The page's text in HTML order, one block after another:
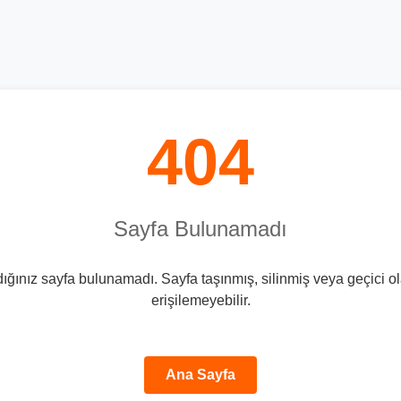
404
Sayfa Bulunamadı
sayfa bulunamadı. Sayfa taşınmış, silinmiş veya geçici
erişilemeyebilir.
Ana Sayfa